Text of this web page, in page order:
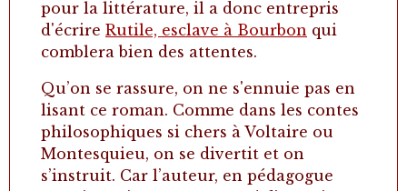
pour la littérature, il a donc entrepris
d'écrire Rutile, esclave à Bourbon qui
comblera bien des attentes.
Qu’on se rassure, on ne s'ennuie pas en
lisant ce roman. Comme dans les contes
philosophiques si chers à Voltaire ou
Montesquieu, on se divertit et on
s’instruit. Car l’auteur, en pédagogue